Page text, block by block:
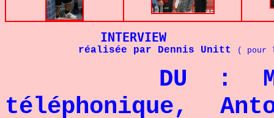
INTERVIEW
réalisée par Dennis Unitt ( pour
DU : Merci
téléphonique,